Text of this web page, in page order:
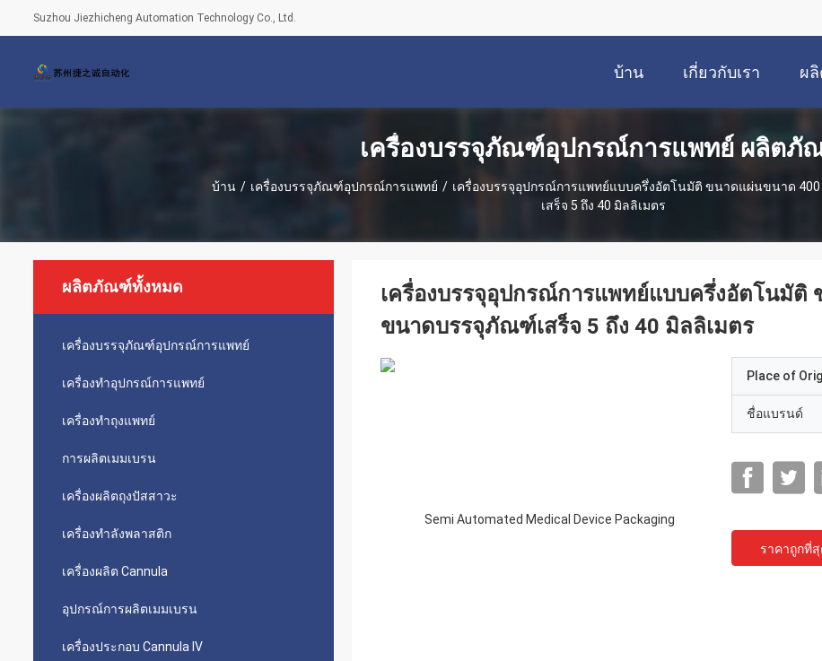
Suzhou Jiezhicheng Automation Technology Co., Ltd.
บ้าน เกี่ยวกับเรา ผ
เครื่องบรรจุภัณฑ์อุปกรณ์การแพทย์ ผลิตภั
บ้าน / เครื่องบรรจุภัณฑ์อุปกรณ์การแพทย์ / เครื่องบรรจุอุปกรณ์การแพทย์แบบครึ่งอัตโนมัติ ขนาดแผ่นขนาด
เสร็จ 5 ถึง 40 มิลลิเมตร
ผลิตภัณฑ์ทั้งหมด
เครื่องบรรจุภัณฑ์อุปกรณ์การแพทย์
เครื่องทำอุปกรณ์การแพทย์
เครื่องทำถุงแพทย์
การผลิตเมมเบรน
เครื่องผลิตถุงปัสสาวะ
เครื่องทำลังพลาสติก
เครื่องผลิต Cannula
อุปกรณ์การผลิตเมมเบรน
เครื่องประกอบ Cannula IV
เครื่องบรรจุอุปกรณ์การแพทย์แบบครึ่งอัตโนมัติ
ขนาดบรรจุภัณฑ์เสร็จ 5 ถึง 40 มิลลิเมตร
Place of
ชื่อแบรนด์
ราคาถูกที่